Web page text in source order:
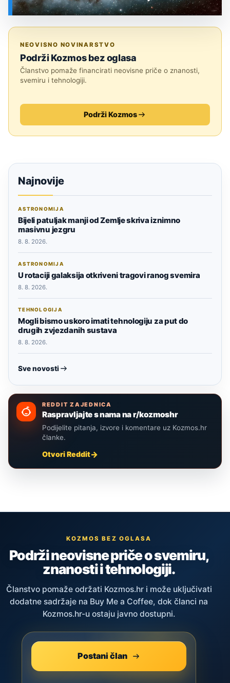
NEOVISNO NOVINARSTVO
Podrži Kozmos bez oglasa
Članstvo pomaže financirati neovisne priče o znanosti,
svemiru i tehnologiji.
Podrži Kozmos
Najnovije
ASTRONOMIJA
Bijeli patuljak manji od Zemlje skriva iznimno
masivnu jezgru
8. 8. 2026.
ASTRONOMIJA
U rotaciji galaksija otkriveni tragovi ranog svemira
8. 8. 2026.
TEHNOLOGIJA
Mogli bismo uskoro imati tehnologiju za put do
drugih zvjezdanih sustava
8. 8. 2026.
Sve novosti
REDDIT ZAJEDNICA
Raspravljajte s nama na r/kozmoshr
Podijelite pitanja, izvore i komentare uz Kozmos.hr
članke.
Otvori Reddit
KOZMOS BEZ OGLASA
Podrži neovisne priče o svemiru,
znanosti i tehnologiji.
Članstvo pomaže održati Kozmos.hr i može uključivati
dodatne sadržaje na Buy Me a Coffee, dok članci na
Kozmos.hr-u ostaju javno dostupni.
Postani član